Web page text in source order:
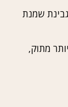
יותר מתוק,